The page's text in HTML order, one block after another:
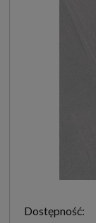
Dostępność: